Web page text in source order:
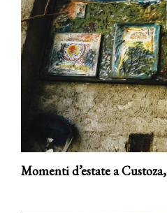
Momenti d’estate a Custoza,